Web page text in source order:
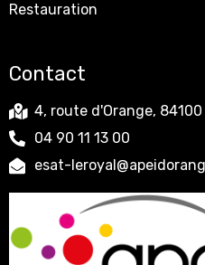
Restauration
Contact
4, route d'Orange,
04 90 11 13 00
esat-